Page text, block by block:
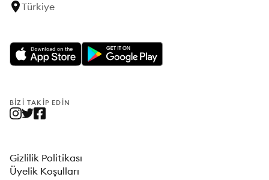
Türkiye
BIZI TAKIP EDIN
Gizlilik Politikası
Üyelik Koşulları